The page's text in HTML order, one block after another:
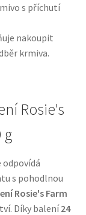
s příchutí
nakoupit
krmiva.
Rosie's
g
odpovídá
s pohodlnou
Rosie's Farm
Díky balení24